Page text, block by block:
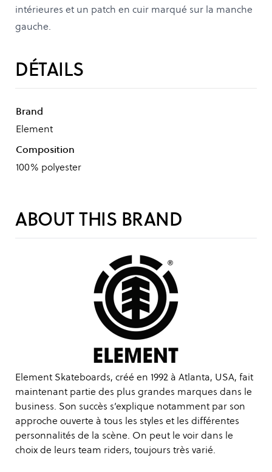
intérieures et un patch en cuir marqué sur la manche
gauche.
DÉTAILS
Brand
Element
Composition
100% polyester
ABOUT THIS BRAND
Element Skateboards, créé en 1992 à Atlanta, USA, fait
maintenant partie des plus grandes marques dans le
business. Son succès s’explique notamment par son
approche ouverte à tous les styles et les différentes
personnalités de la scène. On peut le voir dans le
choix de leurs team riders, toujours très varié.